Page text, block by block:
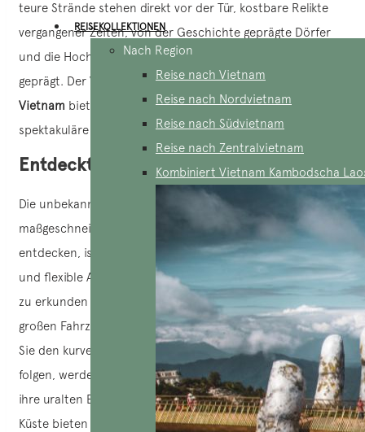
REISEKOLLEKTIONEN
Nach Region
Reise nach Vietnam
Reise nach Nordvietnam
Reise nach Südvietnam
Reise nach Zentralvietnam
Kombiniert Vietnam Kambodscha
teure Strände stehen direkt vor der Tür, kostbare Relikte
vergangener Zeiten, von der Geschichte geprägte Dörfer
und die Hochebenen sind von der vietnamesischen Kultur
geprägt. Der Veranstalter einerMessreise im Zentrum von
Vietnam bietet ein Eintauchen in die Vielfalt der Kultur,
spektakuläre Erlebnisse und authentische Erlebnisse.
Entdeckt in kleinen Fahrzeugen
Die unbekannten Ziele in Zentralvietnam auf einer
maßgeschneiderten Reise in kleinen Fahrzeugen zu
entdecken, ist eine einzigartige Erfahrung. Dieser intime
und flexible Ansatz ermöglicht es, weniger besuchte Orte
zu erkunden und an entlegene Orte zu gelangen, die mit
großen Fahrzeugen nicht erreicht werden können. Wenn
Sie den kurvenreichen Straßen durch die üppigen Berge
folgen, werden Sie traditionelle Dörfer entdecken, die stolz
ihre uralten Bräuche bewahren. Die Stopps entlang der
Küste bieten atemberaubende Panoramen, die zum